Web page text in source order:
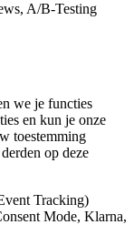
A/B-Testing
we je functies
en kun je onze
toestemming
op deze
Tracking)
Mode, Klarna,